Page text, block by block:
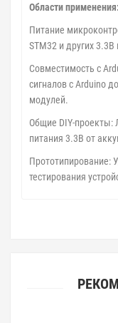
Области применения:
Питание
STM32 и других 3.3В
Совместимость с
сигналов с Arduino
модулей.
Общие DIY-
питания 3.3В от
Прототипирование:
тестирования